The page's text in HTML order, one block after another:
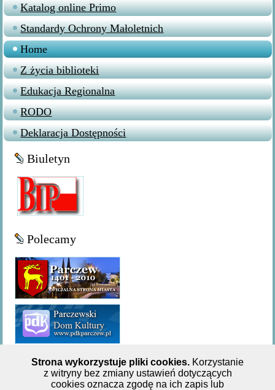
Katalog online Primo
Standardy Ochrony Małoletnich
Home
Z życia biblioteki
Edukacja Regionalna
RODO
Deklaracja Dostępności
Biuletyn
Polecamy
Miejsko-Gminna Biblioteka Publiczna w Parczewie,ul. 11
Strona wykorzystuje pliki cookies. Korzystanie
z witryny bez zmiany ustawień dotyczących
cookies oznacza zgodę na ich zapis lub